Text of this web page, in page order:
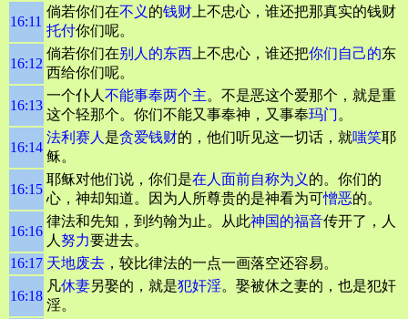
16:11
倘若你们在不义 的钱财 上不忠心，谁还把那真实的钱财
托付你们呢。
16:12
倘若你们在别人的东西 上不忠心，谁还把你们自己的东
西给你们呢。
16:13
一个仆人 不能事奉两个主。不是恶这个爱那个，就是重
这个轻那个。你们不能又事奉神，又事奉玛门 。
16:14
法利赛人 是贪爱钱财的，他们听见这一切话，就嗤笑耶
稣。
16:15
耶稣对他们说，你们是在人面前自称为义 的。你们的
心，神却知道。因为人所尊贵的是神看为可憎恶的。
16:16
律法和先知，到约翰为止。从此神国的福音传开了，人
人 努力要进去。
16:17 天地废去 ，较比律法的一点一画落空还容易。
16:18
凡休妻另娶的，就是犯奸淫。娶被休之妻的，也是犯奸
淫。